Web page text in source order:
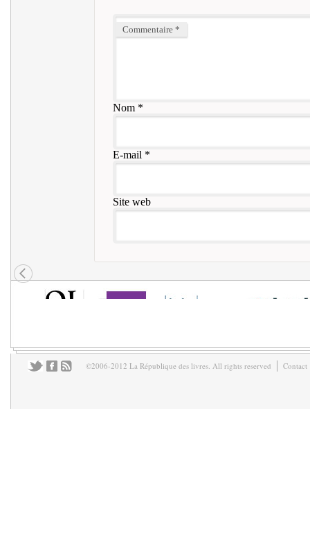
Commentaire *
Nom*
E-mail *
Site web
©2006-2012 La République des livres. All rights reserved Contact